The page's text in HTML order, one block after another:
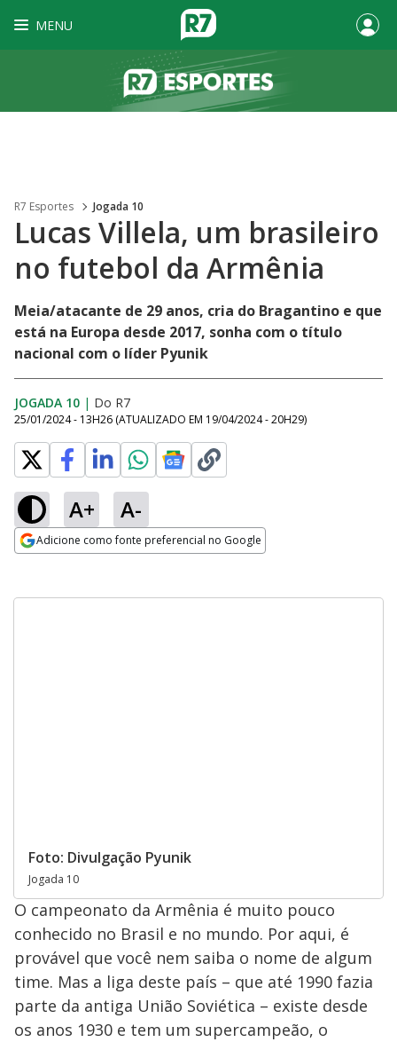
MENU
R7 Esportes Jogada 10
Lucas Villela, um brasileiro
no futebol da Armênia
Meia/atacante de 29 anos, cria do Bragantino e que
está na Europa desde 2017, sonha com o título
nacional com o líder Pyunik
JOGADA 10 | Do R7
25/01/2024 - 13H26 (ATUALIZADO EM 19/04/2024 - 20H29)
A+ A-
Adicione como fonte preferencial no Google
Foto: Divulgação Pyunik
Jogada 10
O campeonato da Armênia é muito pouco
conhecido no Brasil e no mundo. Por aqui, é
provável que você nem saiba o nome de algum
time. Mas a liga deste país – que até 1990 fazia
parte da antiga União Soviética – existe desde
os anos 1930 e tem um supercampeão, o